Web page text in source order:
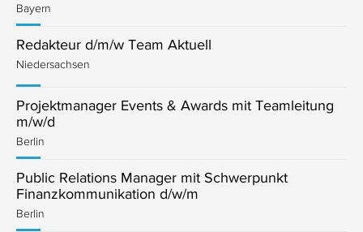
Bayern
Redakteur d/m/w Team Aktuell
Niedersachsen
Projektmanager Events & Awards mit Teamleitung
m/w/d
Berlin
Public Relations Manager mit Schwerpunkt
Finanzkommunikation d/w/m
Berlin